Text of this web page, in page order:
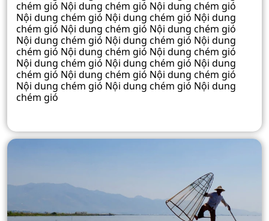
chém gió Nội dung chém gió Nội dung chém gió
Nội dung chém gió Nội dung chém gió Nội dung
chém gió Nội dung chém gió Nội dung chém gió
Nội dung chém gió Nội dung chém gió Nội dung
chém gió Nội dung chém gió Nội dung chém gió
Nội dung chém gió Nội dung chém gió Nội dung
chém gió Nội dung chém gió Nội dung chém gió
Nội dung chém gió Nội dung chém gió Nội dung
chém gió